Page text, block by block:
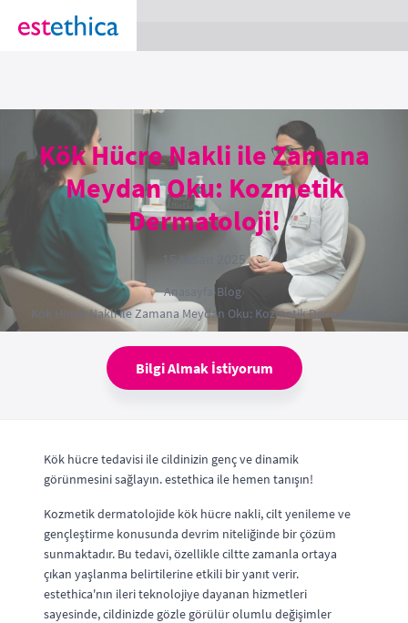
section Service {
Kök Hücre Nakli ile Zamana
Meydan Oku: Kozmetik
Dermatoloji!
15 Nisan 2025
Anasayfa ›Blog›
Kök Hücre Nakli ile Zamana Meydan Oku: Kozmetik Dermatoloji!
Bilgi Almak İstiyorum
Kök hücre tedavisi ile cildinizin genç ve dinamik
görünmesini sağlayın. estethica ile hemen tanışın!
Kozmetik dermatolojide kök hücre nakli, cilt yenileme ve
gençleştirme konusunda devrim niteliğinde bir çözüm
sunmaktadır. Bu tedavi, özellikle ciltte zamanla ortaya
çıkan yaşlanma belirtilerine etkili bir yanıt verir.
estethica'nın ileri teknolojiye dayanan hizmetleri
sayesinde, cildinizde gözle görülür olumlu değişimler